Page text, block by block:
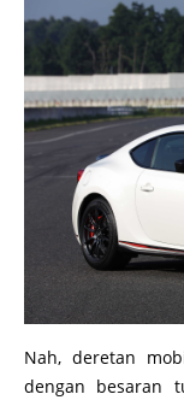
Nah, deretan
dengan besaran